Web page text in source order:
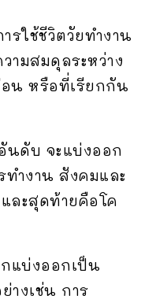
รใช้ชีวิตวัยทำงาน
ามสมดุลระหว่าง
อน หรือที่เรียกกัน
นดับ จะแบ่งออก
ำงาน สังคมและ
ละสุดท้ายคือโค
แบ่งออกเป็น
างเช่น การ